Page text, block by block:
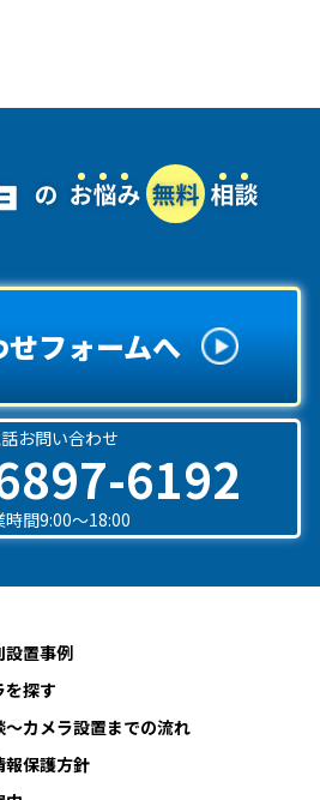
フォームへ
お問い合わせ
6192
時間9:00〜18:00
設置事例
を探す
〜カメラ設置までの流れ
報保護方針